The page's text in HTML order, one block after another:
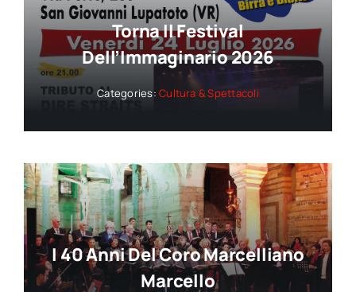
Torna Il Festival
Dell’Immaginario 2026
Categories:Cultura & Spettacoli
I 40 Anni Del Coro Marcelliano
Marcello